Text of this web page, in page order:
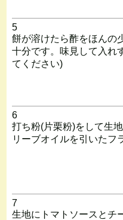
5
餅が溶けたら酢をほんの
十分です。味見して入れ
てください)
6
打ち粉(片栗粉)をして生
リーブオイルを引いたフ
7
生地にトマトソースとチ